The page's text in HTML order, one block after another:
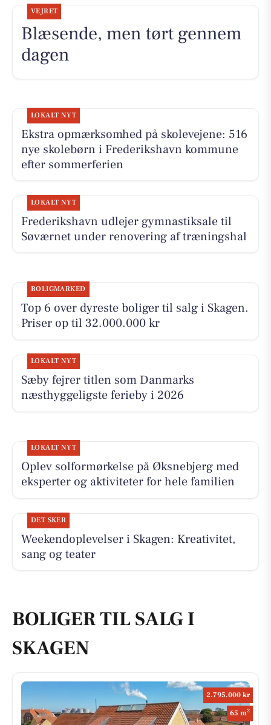
VEJRET
Blæsende, men tørt gennem
dagen
LOKALT NYT
Ekstra opmærksomhed på skolevejene: 516
nye skolebørn i Frederikshavn kommune
efter sommerferien
LOKALT NYT
Frederikshavn udlejer gymnastiksale til
Søværnet under renovering af træningshal
BOLIGMARKED
Top 6 over dyreste boliger til salg i Skagen.
Priser op til 32.000.000 kr
LOKALT NYT
Sæby fejrer titlen som Danmarks
næsthyggeligste ferieby i 2026
LOKALT NYT
Oplev solformørkelse på Øksnebjerg med
eksperter og aktiviteter for hele familien
DET SKER
Weekendoplevelser i Skagen: Kreativitet,
sang og teater
BOLIGER TIL SALG I
SKAGEN
2.795.000 kr
65 m2